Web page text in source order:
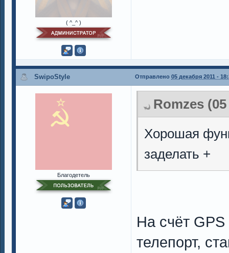
( ^_^ )
SwipoStyle Отправлено 05 декабря 2011 -
Благодетель
Romzes
Хорошая
заделать +
На счёт
телепорт,